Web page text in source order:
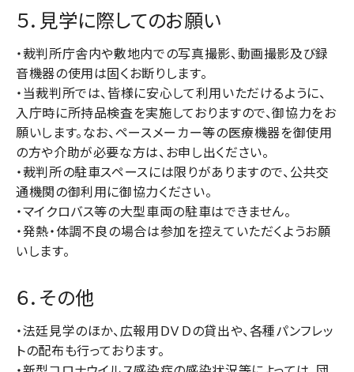
５．見学に際してのお願い
・裁判所庁舎内や敷地内での写真撮影、動画撮影及び録
音機器の使用は固くお断りします。
・当裁判所では、皆様に安心して利用いただけるように、
入庁時に所持品検査を実施しておりますので、御協力をお
願いします。なお、ペースメーカー等の医療機器を御使用
の方や介助が必要な方は、お申し出ください。
・裁判所の駐車スペースには限りがありますので、公共交
通機関の御利用に御協力ください。
・マイクロバス等の大型車両の駐車はできません。
・発熱・体調不良の場合は参加を控えていただくようお願
いします。
６．その他
・法廷見学のほか、広報用ＤＶＤの貸出や、各種パンフレッ
トの配布も行っております。